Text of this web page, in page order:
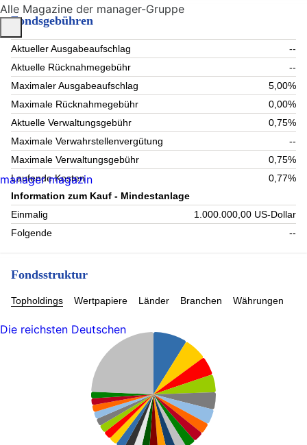
Fondsgebühren
Aktueller Ausgabeaufschlag
--
Aktuelle Rücknahmegebühr
--
Maximaler Ausgabeaufschlag
5,00%
Maximale Rücknahmegebühr
0,00%
Aktuelle Verwaltungsgebühr
0,75%
Maximale Verwahrstellenvergütung
--
Maximale Verwaltungsgebühr
0,75%
Laufende Kosten
0,77%
Information zum Kauf - Mindestanlage
Einmalig
1.000.000,00 US-Dollar
Folgende
--
Fondsstruktur
Topholdings Wertpapiere Länder Branchen Währungen
Alle Magazine der manager-Gruppe
manager magazin
Die reichsten Deutschen